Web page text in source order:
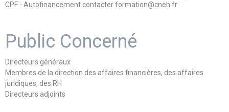
CPF - Autofinancement contacter formation@cneh.fr
Public Concerné
Directeurs généraux
Membres de la direction des affaires financières, des affaires
juridiques, des RH
Directeurs adjoints